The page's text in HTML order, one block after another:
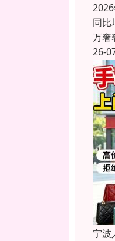
同比
万奢
26-
宁波